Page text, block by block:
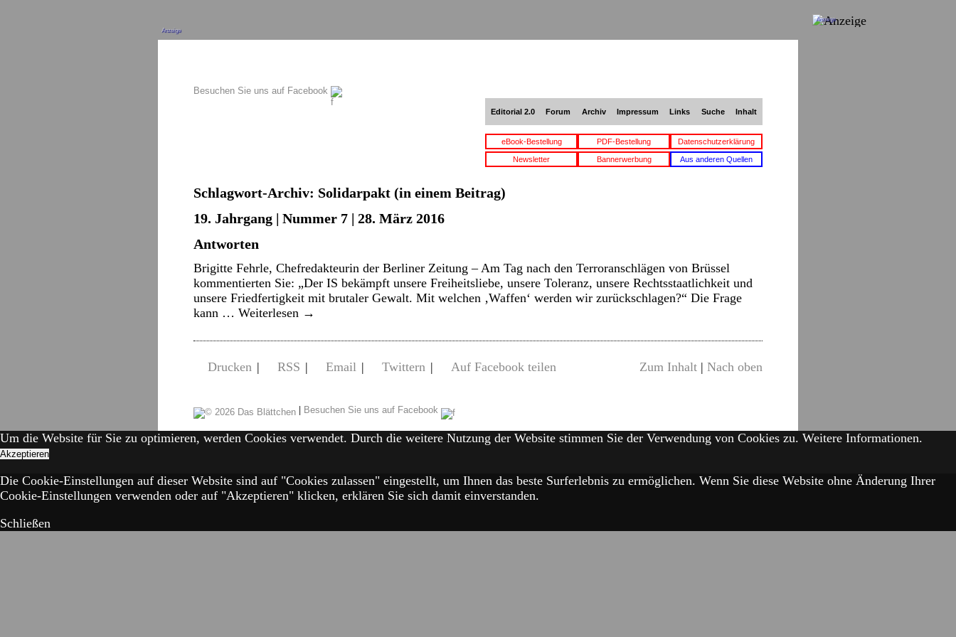
Anzeige
Besuchen Sie uns auf Facebook
Editorial 2.0 Forum Archiv Impressum Links Suche Inhalt
eBook-Bestellung PDF-Bestellung Datenschutzerklärung
Newsletter Bannerwerbung Aus anderen Quellen
Schlagwort-Archiv: Solidarpakt (in einem Beitrag)
19. Jahrgang | Nummer 7 | 28. März 2016
Antworten
Brigitte Fehrle, Chefredakteurin der Berliner Zeitung – Am Tag nach den Terroranschlägen von Brüssel
kommentierten Sie: „Der IS bekämpft unsere Freiheitsliebe, unsere Toleranz, unsere Rechtsstaatlichkeit und
unsere Friedfertigkeit mit brutaler Gewalt. Mit welchen ‚Waffen‘ werden wir zurückschlagen?“ Die Frage
kann … Weiterlesen →
Drucken | RSS | Email | Twittern | Auf Facebook teilen Zum Inhalt | Nach oben
| Besuchen Sie uns auf Facebook
Anzeige
Um die Website für Sie zu optimieren, werden Cookies verwendet. Durch die weitere Nutzung der Website stimmen Sie der Verwendung von Cookies zu. Weitere Informationen.
Akzeptieren
Die Cookie-Einstellungen auf dieser Website sind auf "Cookies zulassen" eingestellt, um Ihnen das beste Surferlebnis zu ermöglichen. Wenn Sie diese Website ohne Änderung Ihrer
Cookie-Einstellungen verwenden oder auf "Akzeptieren" klicken, erklären Sie sich damit einverstanden.
Schließen